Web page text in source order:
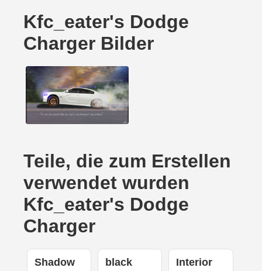
Kfc_eater's Dodge
Charger Bilder
Teile, die zum Erstellen
verwendet wurden
Kfc_eater's Dodge
Charger
Shadow black Interior